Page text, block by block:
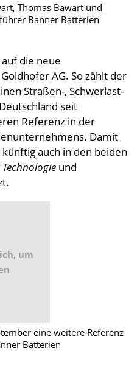
Thomas Bawart und
Banner Batterien
die neue
AG. So zählt der
Straßen-, Schwerlast-
seit
Referenz in der
Damit
auch in den beiden
und
um
eine weitere Referenz
Batterien